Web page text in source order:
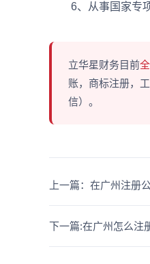
6、从事国家专项
立华星财务目前
账，商标注册，
信）。
下一篇:在广州怎么注
上一篇：在广州注册